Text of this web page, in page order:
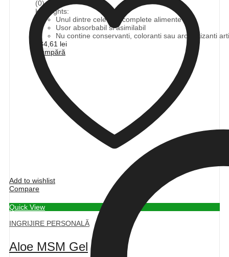
(0)
Highlights:
Unul dintre cele mai complete alimente
Usor absorbabil si asimilabil
Nu contine conservanti, coloranti sau aromatizanti
184,61 lei
Cumpără
Add to wishlist
Compare
Quick View
INGRIJIRE PERSONALĂ
Aloe MSM Gel